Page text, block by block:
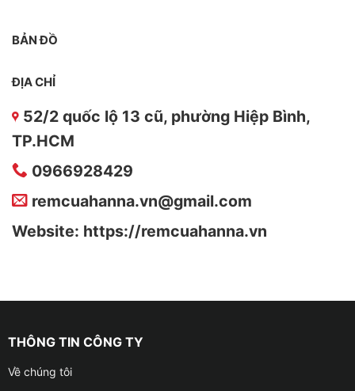
BẢN ĐỒ
ĐỊA CHỈ
52/2 quốc lộ 13 cũ, phường Hiệp Bình,
TP.HCM
0966928429
remcuahanna.vn@gmail.com
Website: https://remcuahanna.vn
THÔNG TIN CÔNG TY
Về chúng tôi